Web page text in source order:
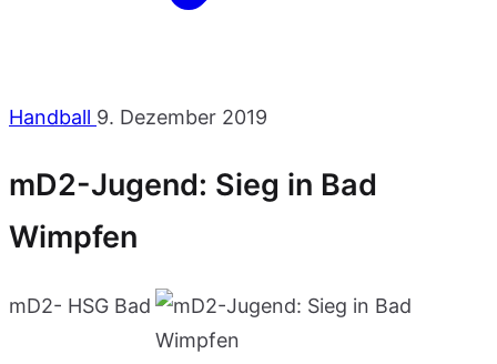
Handball 9. Dezember 2019
mD2-Jugend: Sieg in Bad
Wimpfen
mD2- HSG Bad